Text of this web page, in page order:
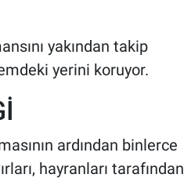
yakından takip
yerini koruyor.
ardından binlerce
hayranları tarafından